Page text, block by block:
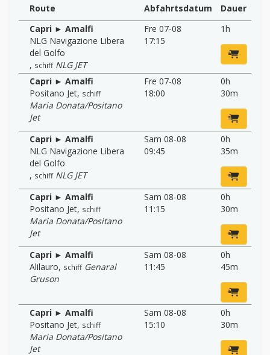
Route Abfahrtsdatum
Dauer
Capri ► Amalfi
NLG Navigazione Libera
del Golfo
, schiff NLG JET
Fre 07-08
17:15
1h
Capri ► Amalfi
Positano Jet, schiff
Maria Donata/Positano
Jet
Fre 07-08
18:00
0h
30m
Capri ► Amalfi
NLG Navigazione Libera
del Golfo
, schiff NLG JET
Sam 08-08
09:45
0h
35m
Capri ► Amalfi
Positano Jet, schiff
Maria Donata/Positano
Jet
Sam 08-08
11:15
0h
30m
Capri ► Amalfi
Alilauro, schiff Genaral
Gruson
Sam 08-08
11:45
0h
45m
Capri ► Amalfi
Positano Jet, schiff
Maria Donata/Positano
Jet
Sam 08-08
15:10
0h
30m